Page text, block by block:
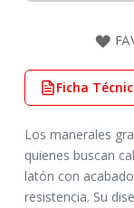
Ficha
Los manerales
quienes buscan
latón con
resistencia. Su